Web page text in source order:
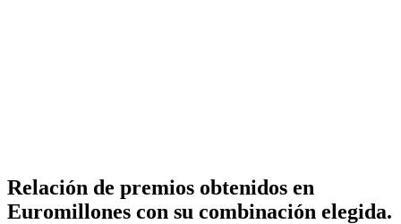
Relación de premios obtenidos en
Euromillones con su combinación elegida.